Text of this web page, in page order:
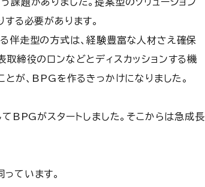
る必要があります。
伴走型の方式は、経験豊富な人材さえ確保
締役のロンなどとディスカッションする機
とが、BPGを作るきっかけになりました。
がスタートしました。そこからは急成長
ています。